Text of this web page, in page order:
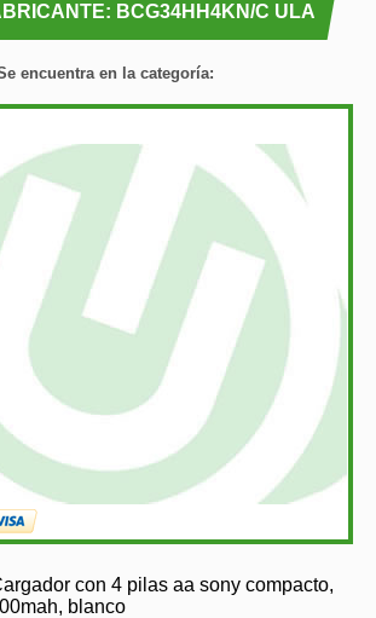
BCG34HH4KN/C ULA
encuentra en la categoría:
con 4 pilas aa sony compacto,
blanco